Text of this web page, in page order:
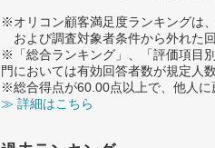
※オリコン顧客満足度ランキングは
および調査対象者条件から外れた
※「総合ランキング」、「評価項目
門においては有効回答者数が規定人
※総合得点が60.00点以上で、他人に
≫ 詳細はこちら